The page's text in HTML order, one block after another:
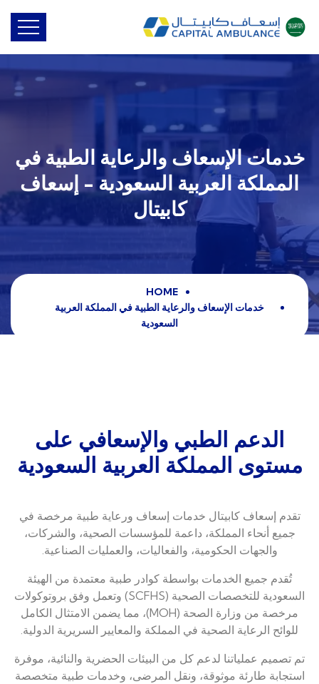
خدمات الإسعاف والرعاية الطبية في
المملكة العربية السعودية - إسعاف
كابيتال
HOME
خدمات الإسعاف والرعاية الطبية في المملكة العربية
السعودية
الدعم الطبي والإسعافي على
مستوى المملكة العربية السعودية
تقدم إسعاف كابيتال خدمات إسعاف ورعاية طبية مرخصة في
جميع أنحاء المملكة، داعمة للمؤسسات الصحية، والشركات،
والجهات الحكومية، والفعاليات، والعمليات الصناعية.
تُقدم جميع الخدمات بواسطة كوادر طبية معتمدة من الهيئة
السعودية للتخصصات الصحية (SCFHS) وتعمل وفق بروتوكولات
مرخصة من وزارة الصحة (MOH)، مما يضمن الامتثال الكامل
للوائح الرعاية الصحية في المملكة والمعايير السريرية الدولية.
تم تصميم عملياتنا لدعم كل من البيئات الحضرية والنائية، موفرة
استجابة طارئة موثوقة، ونقل المرضى، وخدمات طبية متخصصة